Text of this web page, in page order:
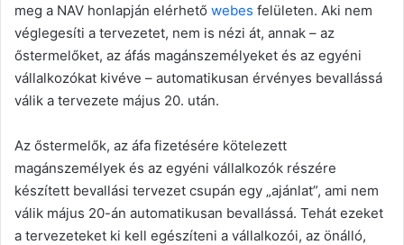
meg a NAV honlapján elérhető webes felületen. Aki nem
véglegesíti a tervezetet, nem is nézi át, annak – az
őstermelőket, az áfás magánszemélyeket és az egyéni
vállalkozókat kivéve – automatikusan érvényes bevallássá
válik a tervezete május 20. után.
Az őstermelők, az áfa fizetésére kötelezett
magánszemélyek és az egyéni vállalkozók részére
készített bevallási tervezet csupán egy „ajánlat”, ami nem
válik május 20-án automatikusan bevallássá. Tehát ezeket
a tervezeteket ki kell egészíteni a vállalkozói, az önálló,